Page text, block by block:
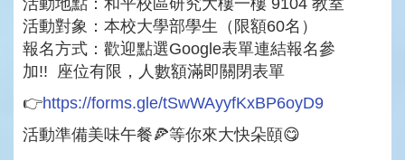
活動地點：和平校區研究大樓一樓 9104 教室
活動對象：本校大學部學生（限額60名）
報名方式：歡迎點選Google表單連結報名參
加!! 座位有限，人數額滿即關閉表單
👉https://forms.gle/tSwWAyyfKxBP6oyD9
活動準備美味午餐🍕等你來大快朵頤😋